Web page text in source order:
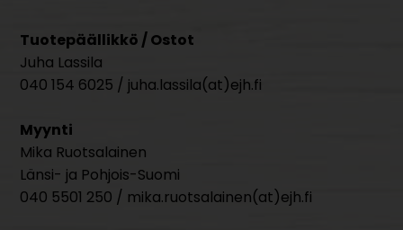
Tuotepäällikkö / Ostot
Juha Lassila
040 154 6025 / juha.lassila(at)ejh.fi
Myynti
Mika Ruotsalainen
Länsi- ja Pohjois-Suomi
040 5501 250 / mika.ruotsalainen(at)ejh.fi